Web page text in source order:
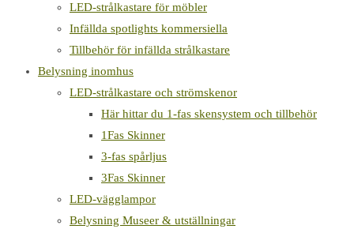
LED-strålkastare för möbler
Infällda spotlights kommersiella
Tillbehör för infällda strålkastare
Belysning inomhus
LED-strålkastare och strömskenor
Här hittar du 1-fas skensystem och tillbehör
1Fas Skinner
3-fas spårljus
3Fas Skinner
LED-vägglampor
Belysning Museer & utställningar